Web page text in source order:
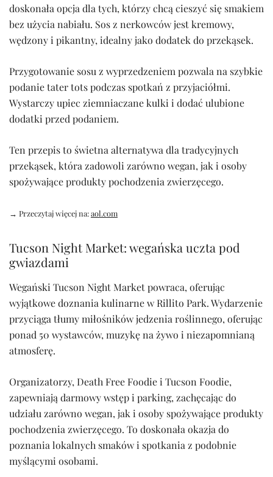
doskonała opcja dla tych, którzy chcą cieszyć się smakiem
bez użycia nabiału. Sos z nerkowców jest kremowy,
wędzony i pikantny, idealny jako dodatek do przekąsek.
Przygotowanie sosu z wyprzedzeniem pozwala na szybkie
podanie tater tots podczas spotkań z przyjaciółmi.
Wystarczy upiec ziemniaczane kulki i dodać ulubione
dodatki przed podaniem.
Ten przepis to świetna alternatywa dla tradycyjnych
przekąsek, która zadowoli zarówno wegan, jak i osoby
spożywające produkty pochodzenia zwierzęcego.
→ Przeczytaj więcej na:aol.com
Tucson Night Market: wegańska uczta pod
gwiazdami
Wegański Tucson Night Market powraca, oferując
wyjątkowe doznania kulinarne w Rillito Park. Wydarzenie
przyciąga tłumy miłośników jedzenia roślinnego, oferując
ponad 50 wystawców, muzykę na żywo i niezapomnianą
atmosferę.
Organizatorzy, Death Free Foodie i Tucson Foodie,
zapewniają darmowy wstęp i parking, zachęcając do
udziału zarówno wegan, jak i osoby spożywające produkty
pochodzenia zwierzęcego. To doskonała okazja do
poznania lokalnych smaków i spotkania z podobnie
myślącymi osobami.